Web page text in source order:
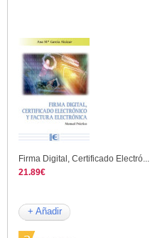
Firma Digital, Certificado Electró...
21.89€
+ Añadir